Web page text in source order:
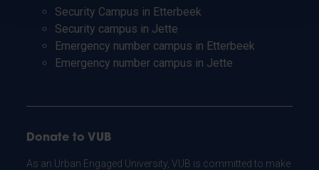
Security Campus in Etterbeek
Security campus in Jette
Emergency number campus in Etterbeek
Emergency number campus in Jette
Donate to VUB
As an Urban Engaged University, VUB is committed to make